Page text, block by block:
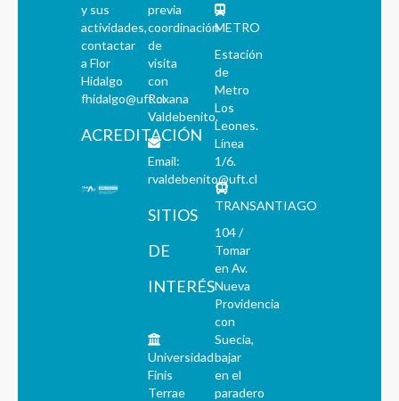
y sus
actividades,
contactar
a Flor
Hidalgo
fhidalgo@uft.cl
ACREDITACIÓN
previa
coordinación
de
visita
con
Roxana
Valdebenito.
Email:
rvaldebenito@uft.cl
SITIOS
DE
INTERÉS
Universidad
Finis
Terrae
METRO
Estación
de
Metro
Los
Leones.
Línea
1/6.
TRANSANTIAGO
104 /
Tomar
en Av.
Nueva
Providencia
con
Suecia,
bajar
en el
paradero